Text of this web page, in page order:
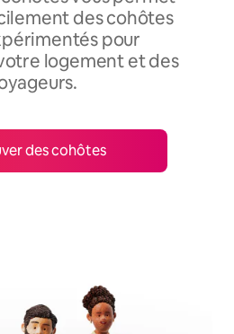
des cohôtes
pour
logement et des
des cohôtes